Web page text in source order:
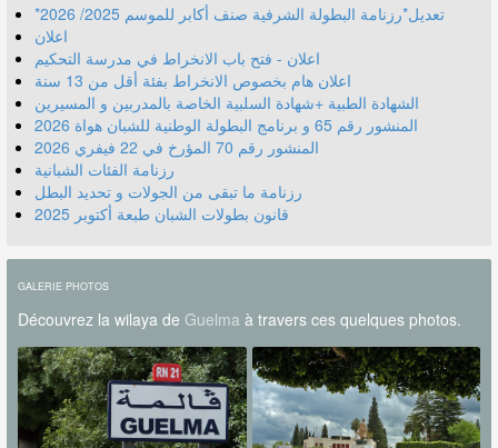
*تعديل*رزنامة البطولة الشرفية صنف أكابر للموسم 2025/ 2026
اعلان
اعلان - فتح باب الانخراط في مدرسة التحكيم
اعلان هام بخصوص الانخراط بفئة أقل من 13 سنة
الشهادة الطبية +شهادة السلبية الخاصة بالمدربين و المسيرين
المنشور رقم 70 المؤرخ في 22 فيفري 2026
رزنامة الفئات الشبانية
رزنامة ما تبقى من الجولات و تحديد البطل
قانون بطولات الشبان طبعة أكتوبر 2025
GALERIE PHOTOS
Découvrez la wilaya de Guelmaà travers ces quelques photos.